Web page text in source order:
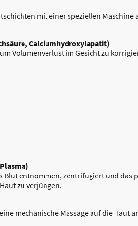
mit einer speziellen
Calciumhydroxylapatit)
Volumenverlust im Gesicht zu
Blut entnommen, zentrifugiert und
zu verjüngen.
mechanische Massage auf die Haut